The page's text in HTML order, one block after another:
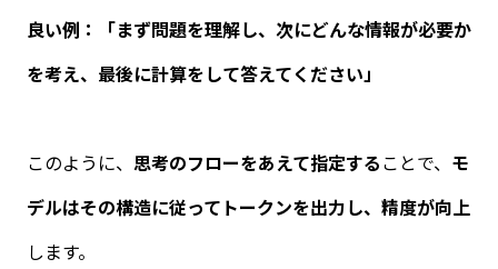
良い例：「まず問題を理解し、次にどんな情報が必要か
を考え、最後に計算をして答えてください」
このように、 思考のフローをあえて指定することで、 モ
デルはその構造に従ってトークンを出力し、精度が向上
します。